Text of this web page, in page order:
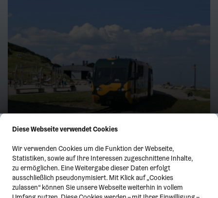
Diese Webseite verwendet Cookies
Wir verwenden Cookies um die Funktion der Webseite,
Statistiken, sowie auf Ihre Interessen zugeschnittene Inhalte,
zu ermöglichen. Eine Weitergabe dieser Daten erfolgt
ausschließlich pseudonymisiert. Mit Klick auf „Cookies
zulassen“ können Sie unsere Webseite weiterhin in vollem